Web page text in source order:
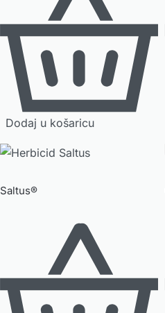
Dodaj u košaricu
Saltus®